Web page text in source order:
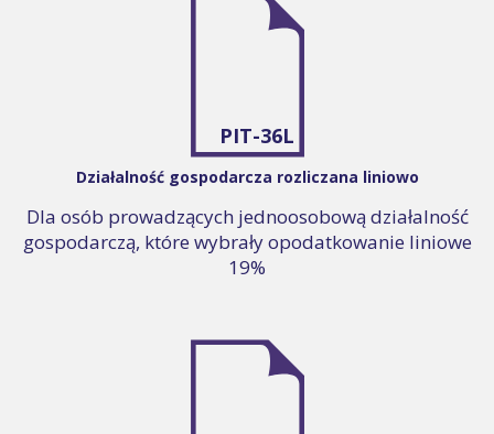
PIT-36L
Działalność gospodarcza rozliczana liniowo
Dla osób prowadzących jednoosobową działalność
gospodarczą, które wybrały opodatkowanie liniowe
19%